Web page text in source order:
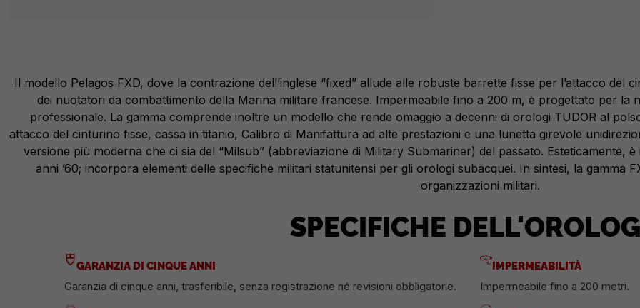
Il modello Pelagos FXD, dove la contrazione dell’inglese “fixed” allude alle robuste barrette fisse per l’attacco del
dei nuotatori da combattimento della Marina militare francese. Impermeabile fino a 200 m, è progettato per la
professionale. La gamma comprende inoltre un modello che rende omaggio a decenni di orologi TUDOR al
attacco del cinturino fisse, cassa in titanio, Calibro di Manifattura ad alte prestazioni e una lunetta girevole
versione più moderna che ci sia del “Milsub” (abbreviazione di Military Submariner) del passato. Esteticamente,
anni ’60; incorpora elementi delle specifiche militari statunitensi per gli orologi subacquei. In sintesi, la gamma
organizzazioni militari.
SPECIFICHE
GARANZIA DI CINQUE ANNI
Garanzia di cinque anni, trasferibile, senza registrazione né revisioni obbligatorie.
IMPERMEABILITÀ
Impermeabile fino a 200 metri.